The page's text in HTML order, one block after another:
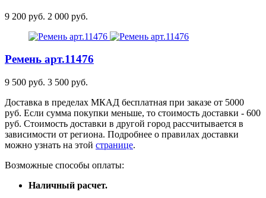
9 200 руб. 2 000 руб.
Ремень арт.11476
9 500 руб. 3 500 руб.
Доставка в пределах МКАД бесплатная при заказе от 5000
руб. Если сумма покупки меньше, то стоимость доставки - 600
руб. Стоимость доставки в другой город рассчитывается в
зависимости от региона. Подробнее о правилах доставки
можно узнать на этой странице.
Возможные способы оплаты:
Наличный расчет.